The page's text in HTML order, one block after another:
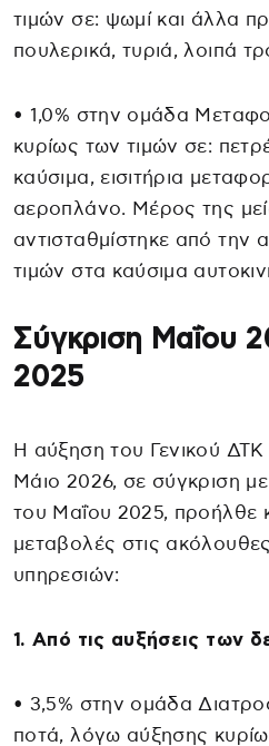
τιμών σε: ψωμί και άλλα
πουλερικά, τυριά, λοιπά
• 1,0% στην ομάδα
κυρίως των τιμών σε:
καύσιμα, εισιτήρια
αεροπλάνο. Μέρος της
αντισταθμίστηκε από την
τιμών στα καύσιμα
Σύγκριση Μαΐου
2025
Η αύξηση του Γενικού
Μάιο 2026, σε σύγκριση με
του Μαΐου 2025, προήλθε
μεταβολές στις
υπηρεσιών:
1. Από τις αυξήσεις των
• 3,5% στην ομάδα
ποτά, λόγω αύξησης